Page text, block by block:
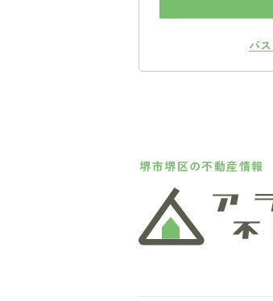
パ
堺市堺区の不動産情報